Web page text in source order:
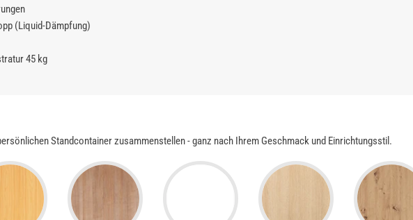
(Liquid-Dämpfung)
45 kg
Standcontainer zusammenstellen - ganz nach Ihrem Geschmack und Einrichtungsstil.